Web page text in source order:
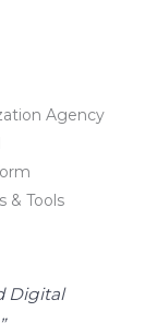
Agency
& Tools
Digital